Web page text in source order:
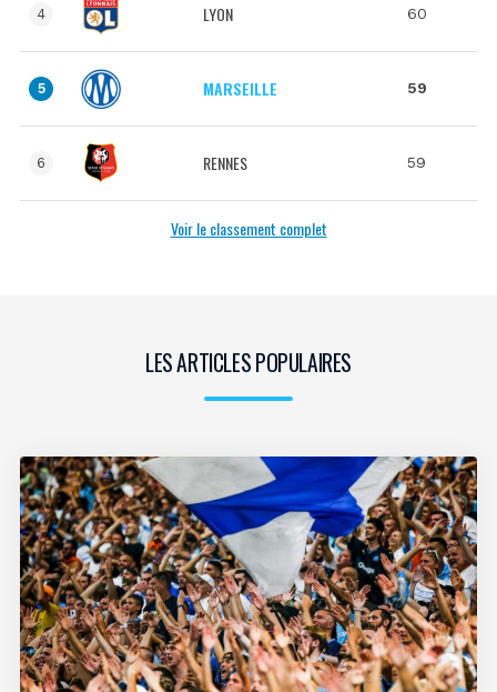
4 LYON 60
5 MARSEILLE 59
6 RENNES 59
Voir le classement complet
LES ARTICLES POPULAIRES